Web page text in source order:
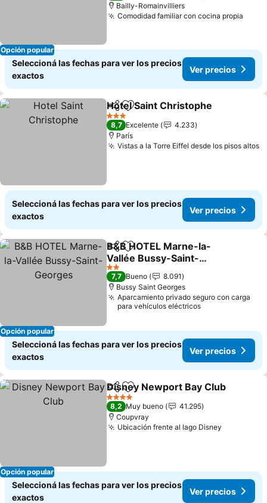
Opción popular
Bailly-Romainvilliers
Comodidad familiar con cocina propia
Seleccioná las fechas para ver los precios
exactos
Ver precios
CompartirAñadir a favoritos
Hotel Saint Christophe
3 Estrellas
8,7 Excelente
4.233
París
Vistas a la Torre Eiffel desde los pisos altos
Seleccioná las fechas para ver los precios
exactos
Ver precios
Opción popular
CompartirAñadir a favoritos
B&B HOTEL Marne-la-
Vallée Bussy-Saint-
Georges
Ver precios
2 Estrellas
7,7 Bueno
8.091
Bussy Saint Georges
Aparcamiento privado seguro con carga
para vehículos eléctricos
Seleccioná las fechas para ver los precios
exactos
Ver precios
Opción popular
CompartirAñadir a favoritos
Disney Newport Bay Club
4 Estrellas
8,2 Muy bueno
41.295
Coupvray
Ubicación frente al lago Disney
Seleccioná las fechas para ver los precios
exactos
Ver precios